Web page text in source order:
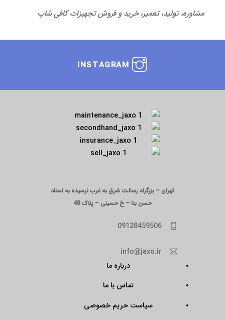
مشاوره، تولید، تعمیر، خرید و فروش تجهیزات کافی شاپ
INSTAGRAM
تهران – بزرگراه رسالت شرق به غرب نرسیده به استاد
حسن بنا – خ حسینی – پلاک 48
09128459506
info@jaxo.ir
درباره ما
تماس با ما
سیاست حریم خصوصی